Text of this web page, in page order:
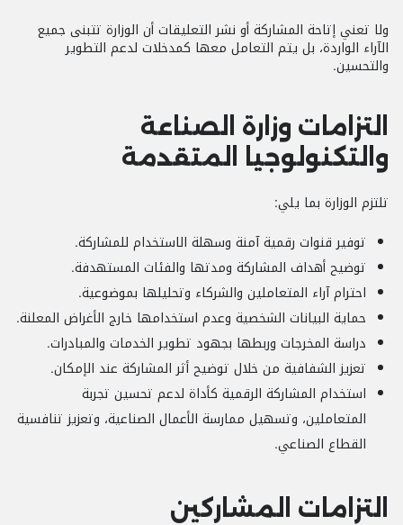
ولا تعني إتاحة المشاركة أو نشر التعليقات أن الوزارة تتبنى جميع
الآراء الواردة، بل يتم التعامل معها كمدخلات لدعم التطوير
والتحسين.
التزامات وزارة الصناعة
والتكنولوجيا المتقدمة
تلتزم الوزارة بما يلي:
توفير قنوات رقمية آمنة وسهلة الاستخدام للمشاركة.
توضيح أهداف المشاركة ومدتها والفئات المستهدفة.
احترام آراء المتعاملين والشركاء وتحليلها بموضوعية.
حماية البيانات الشخصية وعدم استخدامها خارج الأغراض المعلنة.
دراسة المخرجات وربطها بجهود تطوير الخدمات والمبادرات.
تعزيز الشفافية من خلال توضيح أثر المشاركة عند الإمكان.
استخدام المشاركة الرقمية كأداة لدعم تحسين تجربة
المتعاملين، وتسهيل ممارسة الأعمال الصناعية، وتعزيز تنافسية
القطاع الصناعي.
التزامات المشاركين